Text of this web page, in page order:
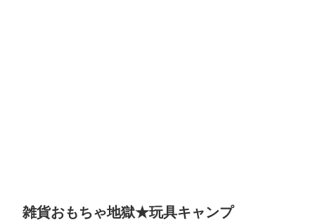
雑貨おもちゃ地獄★玩具キャンプ